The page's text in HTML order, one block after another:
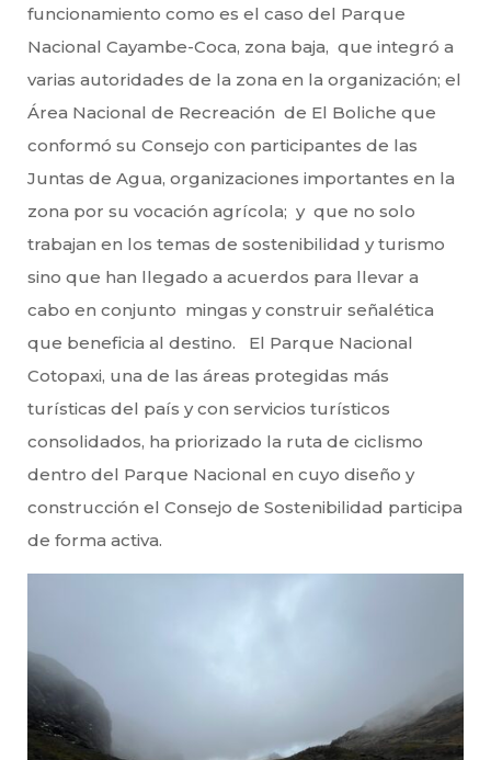
funcionamiento como es el caso del Parque
Nacional Cayambe-Coca, zona baja, que integró a
varias autoridades de la zona en la organización; el
Área Nacional de Recreación de El Boliche que
conformó su Consejo con participantes de las
Juntas de Agua, organizaciones importantes en la
zona por su vocación agrícola; y que no solo
trabajan en los temas de sostenibilidad y turismo
sino que han llegado a acuerdos para llevar a
cabo en conjunto mingas y construir señalética
que beneficia al destino. El Parque Nacional
Cotopaxi, una de las áreas protegidas más
turísticas del país y con servicios turísticos
consolidados, ha priorizado la ruta de ciclismo
dentro del Parque Nacional en cuyo diseño y
construcción el Consejo de Sostenibilidad participa
de forma activa.